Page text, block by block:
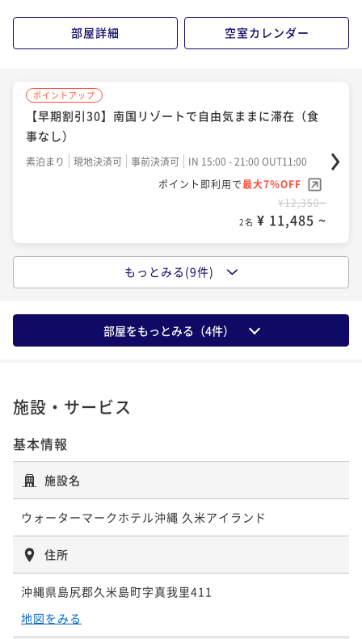
¥24,700~
2名 ¥ 22,971 ~
ポイントアップ
【連泊割引】南国リゾートで自由気ままに滞在（朝食
付）
朝食付き 現地決済可 事前決済可
ポイント即利用で 最大7％OFF
¥28,680~
¥ 26,672 ~
¥22,800~
2名 ¥ 21,204 ~
ポイントアップ
【スタンダードプラン】南国リゾートで自由気ままに
滞在 ホテルシェフ自慢の夕食付（夕朝食付）
二食付き 現地決済可 事前決済可
IN 15:00 - 17:00 OUT11:00
ポイント即利用で 最大7％OFF
¥24,100~
2名 ¥ 22,413 ~
【直行便期間限定】夏満喫～！ホテルの豪華ディナー
現地決済可 事前決済可
IN 15:00 - 24:00 OUT11:00
ポイントアップ
【直行便期間限定】夏満喫～！ホテルの豪華ディナー
バイキング♪夕朝食付のプラン（夕朝食付）
二食付き 現地決済可 事前決済可
IN 15:00 - 24:00 OUT11:00
ポイント即利用で最大7％OFF
2名 ¥ 27,156 ~
ポイントアップ
¥16,240~
2名 ¥ 15,103 ~
ポイントアップ
【スタンダードプラン】南国リゾートで自由気ままに
滞在（朝食付）
朝食付き 現地決済可 事前決済可
IN 15:00 - 21:00 OUT11:00
ポイント即利用で最大7％OFF
¥16,840~
2名 ¥ 15,661 ~
【スタンダードプラン】南国リゾートで自由気ままに
滞在 ホテルシェフ自慢の夕食付（夕食付）
現地決済可 事前決済可
IN 15:00 - 17:00 OUT11:00
ポイントアップ
なし）
素泊まり 現地決済可 事前決済可
IN 15:00 - 21:00 OUT11:00
ポイント即利用で最大7％OFF
2名 ¥ 21,204 ~
ポイントアップ
部屋詳細 空室カレンダー
ポイントアップ
【早期割引30】南国リゾートで自由気ままに滞在（食
事なし）
素泊まり 現地決済可 事前決済可
IN 15:00 - 21:00 OUT11:00
ポイント即利用で最大7％OFF
¥12,350~
2名 ¥ 11,485 ~
【スタンダードプラン】南国リゾートで自由気ままに
滞在（食事なし）
現地決済可 事前決済可
IN 15:00 - 21:00 OUT11:00
ポイントアップ
【早期割引30】南国リゾートで自由気ままに滞在（朝
食付）
朝食付き 現地決済可 事前決済可
IN 15:00 - 21:00 OUT11:00
ポイント即利用で最大7％OFF
2名 ¥ 15,977 ~
ポイントアップ
もっとみる(9件)
部屋をもっとみる（4件）
施設・サービス
基本情報
施設名
ウォーターマークホテル沖縄 久米アイランド
住所
沖縄県島尻郡久米島町字真我里411
地図をみる